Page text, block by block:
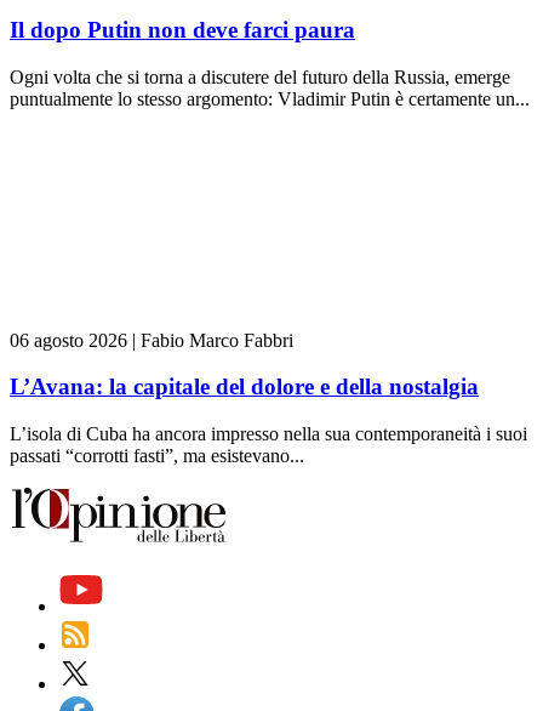
Il dopo Putin non deve farci paura
Ogni volta che si torna a discutere del futuro della Russia, emerge
puntualmente lo stesso argomento: Vladimir Putin è certamente un...
06 agosto 2026 | Fabio Marco Fabbri
L’Avana: la capitale del dolore e della nostalgia
L’isola di Cuba ha ancora impresso nella sua contemporaneità i suoi
passati “corrotti fasti”, ma esistevano...